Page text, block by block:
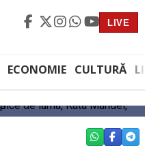
LIVE
ECONOMIE CULTURĂ
WHATSAPP